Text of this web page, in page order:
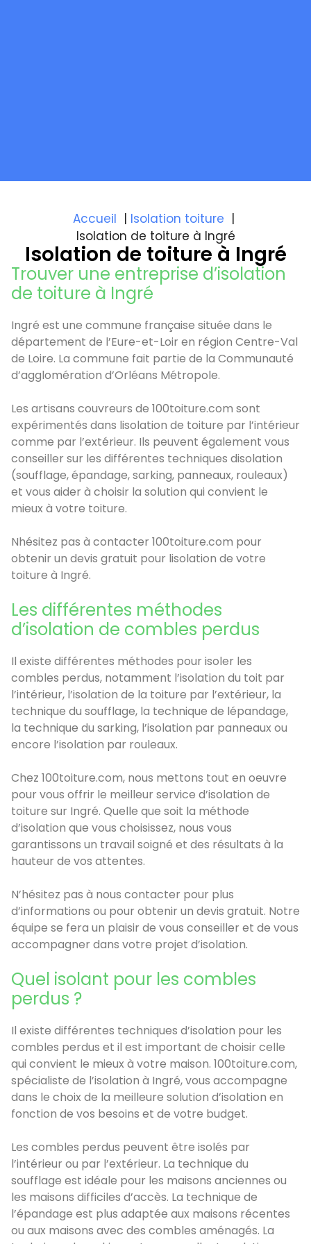
Accueil
Isolation toiture
Isolation de toiture à Ingré
Isolation de toiture à Ingré
Trouver une entreprise d’isolation
de toiture à Ingré
Ingré est une commune française située dans le
département de l’Eure-et-Loir en région Centre-Val
de Loire. La commune fait partie de la Communauté
d’agglomération d’Orléans Métropole.
Les artisans couvreurs de 100toiture.com sont
expérimentés dans lisolation de toiture par l’intérieur
comme par l’extérieur. Ils peuvent également vous
conseiller sur les différentes techniques disolation
(soufflage, épandage, sarking, panneaux, rouleaux)
et vous aider à choisir la solution qui convient le
mieux à votre toiture.
Nhésitez pas à contacter 100toiture.com pour
obtenir un devis gratuit pour lisolation de votre
toiture à Ingré.
Les différentes méthodes
d’isolation de combles perdus
Il existe différentes méthodes pour isoler les
combles perdus, notamment l’isolation du toit par
l’intérieur, l’isolation de la toiture par l’extérieur, la
technique du soufflage, la technique de lépandage,
la technique du sarking, l’isolation par panneaux ou
encore l’isolation par rouleaux.
Chez 100toiture.com, nous mettons tout en oeuvre
pour vous offrir le meilleur service d’isolation de
toiture sur Ingré. Quelle que soit la méthode
d’isolation que vous choisissez, nous vous
garantissons un travail soigné et des résultats à la
hauteur de vos attentes.
N’hésitez pas à nous contacter pour plus
d’informations ou pour obtenir un devis gratuit. Notre
équipe se fera un plaisir de vous conseiller et de vous
accompagner dans votre projet d’isolation.
Quel isolant pour les combles
perdus ?
Il existe différentes techniques d’isolation pour les
combles perdus et il est important de choisir celle
qui convient le mieux à votre maison. 100toiture.com,
spécialiste de l’isolation à Ingré, vous accompagne
dans le choix de la meilleure solution d’isolation en
fonction de vos besoins et de votre budget.
Les combles perdus peuvent être isolés par
l’intérieur ou par l’extérieur. La technique du
soufflage est idéale pour les maisons anciennes ou
les maisons difficiles d’accès. La technique de
l’épandage est plus adaptée aux maisons récentes
ou aux maisons avec des combles aménagés. La